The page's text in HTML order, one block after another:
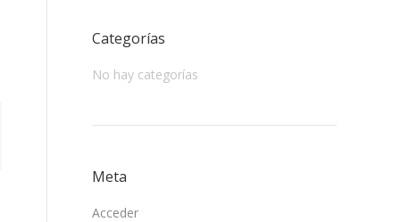
Categorías
No hay categorías
Meta
Acceder